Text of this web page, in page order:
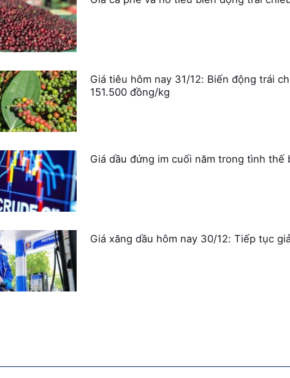
Giá tiêu hôm nay 31/12: Biến động trái
151.500 đồng/kg
Giá dầu đứng im cuối năm trong tình thế
Giá xăng dầu hôm nay 30/12: Tiếp tục